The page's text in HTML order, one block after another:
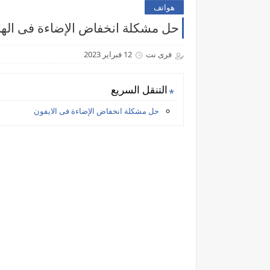
هواتف
حل مشكلة انخفاض الإضاءة فى
فرى نت 12 فبراير 2023
التنقل السريع
حل مشكلة انخفاض الإضاءة فى الايفون